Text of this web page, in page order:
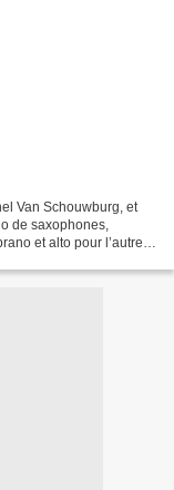
Van Schouwburg, et
de saxophones,
et alto pour l’autre